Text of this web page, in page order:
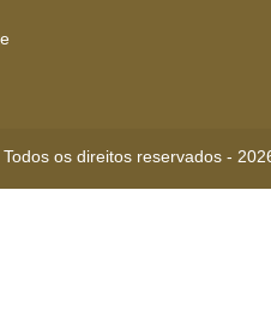
os direitos reservados -